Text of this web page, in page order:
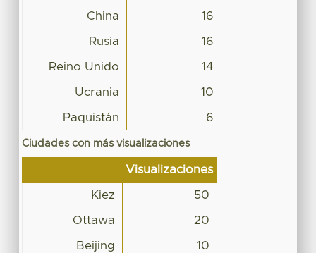
China 16
Rusia 16
Reino Unido 14
Ucrania 10
Paquistán 6
Ciudades con más visualizaciones
Visualizaciones
Kiez 50
Ottawa 20
Beijing 10